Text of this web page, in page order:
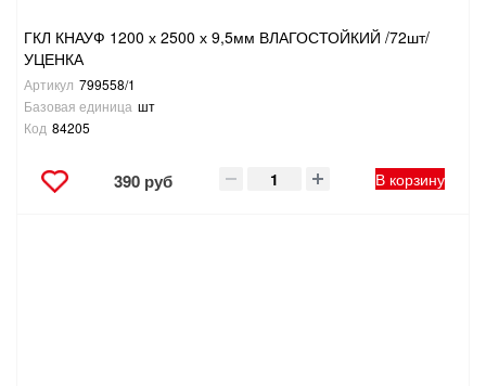
ГКЛ КНАУФ 1200 х 2500 х 9,5мм ВЛАГОСТОЙКИЙ /72шт/
УЦЕНКА
Артикул 799558/1
Базовая единица шт
Код 84205
390 руб В корзину